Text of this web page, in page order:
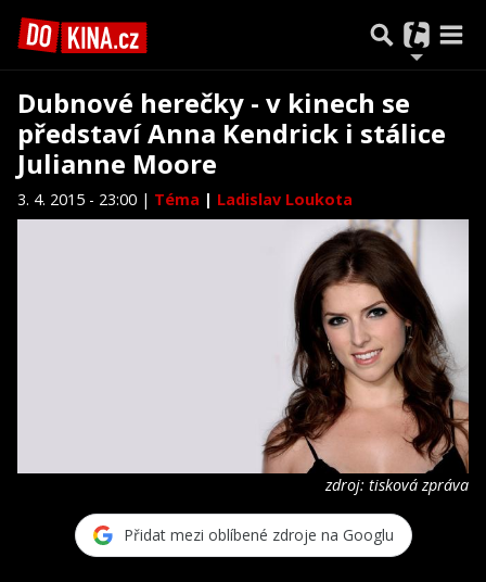
Dubnové herečky - v kinech se
představí Anna Kendrick i stálice
Julianne Moore
3. 4. 2015 - 23:00 | Téma | Ladislav Loukota
zdroj: tisková zpráva
Přidat mezi oblíbené zdroje na Googlu